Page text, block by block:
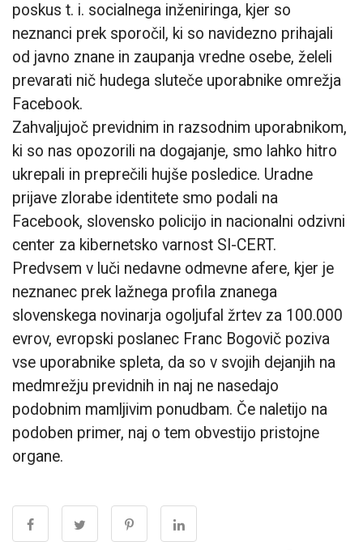
poskus t. i. socialnega inženiringa, kjer so
neznanci prek sporočil, ki so navidezno prihajali
od javno znane in zaupanja vredne osebe, želeli
prevarati nič hudega sluteče uporabnike omrežja
Facebook.
Zahvaljujoč previdnim in razsodnim uporabnikom,
ki so nas opozorili na dogajanje, smo lahko hitro
ukrepali in preprečili hujše posledice. Uradne
prijave zlorabe identitete smo podali na
Facebook, slovensko policijo in nacionalni odzivni
center za kibernetsko varnost SI-CERT.
Predvsem v luči nedavne odmevne afere, kjer je
neznanec prek lažnega profila znanega
slovenskega novinarja ogoljufal žrtev za 100.000
evrov, evropski poslanec Franc Bogovič poziva
vse uporabnike spleta, da so v svojih dejanjih na
medmrežju previdnih in naj ne nasedajo
podobnim mamljivim ponudbam. Če naletijo na
podoben primer, naj o tem obvestijo pristojne
organe.